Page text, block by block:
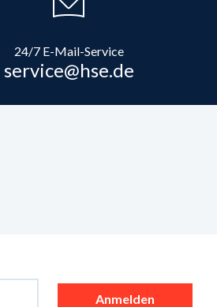
24/7 E-Mail-Service
service@hse.de
Anmelden